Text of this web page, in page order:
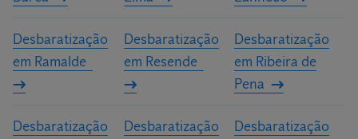
Desbaratização
em Ramalde
Desbaratização
em Resende
Desbaratização
em Ribeira de
Pena
Desbaratização
Desbaratização
Desbaratização